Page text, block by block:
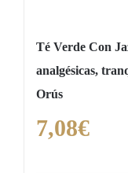
estrés
y
ansiedad
Té Verde Con
analgésicas,
Orús
7,08€